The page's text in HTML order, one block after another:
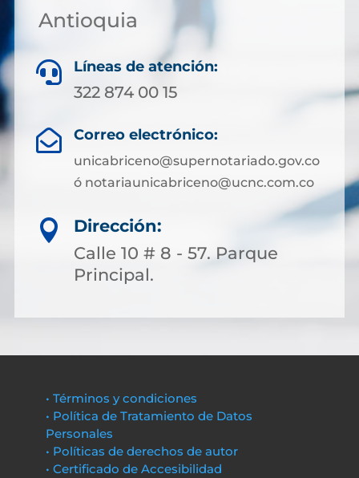
Antioquia
 Líneas de atención:
322 874 00 15
 Correo electrónico:
unicabriceno@supernotariado.gov.co
ó notariaunicabriceno@ucnc.com.co

Dirección:
Calle 10 # 8 - 57. Parque
Principal.
• Términos y condiciones
• Política de Tratamiento de Datos
Personales
• Políticas de derechos de autor
• Certificado de Accesibilidad